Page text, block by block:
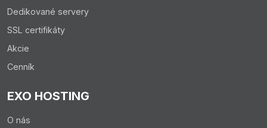
Dedikované servery
SSL certifikáty
Akcie
Cenník
EXO HOSTING
O nás